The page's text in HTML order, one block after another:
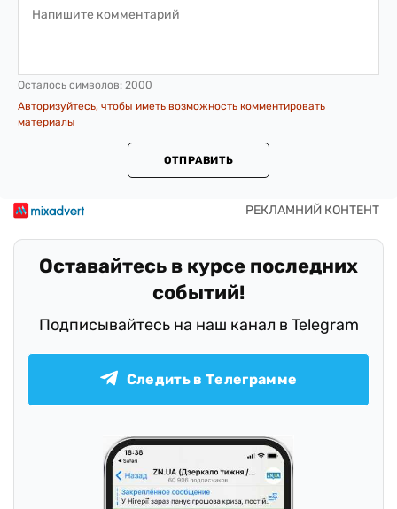
Осталось символов: 2000
Авторизуйтесь, чтобы иметь возможность комментировать
материалы
ОТПРАВИТЬ
Оставайтесь в курсе последних
событий!
Подписывайтесь на наш канал в Telegram
Следить в Телеграмме